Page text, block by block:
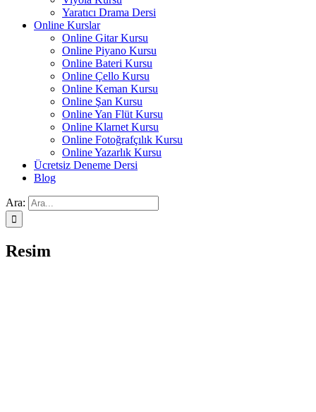
Yaratıcı Drama Dersi
Online Kurslar
Online Gitar Kursu
Online Piyano Kursu
Online Bateri Kursu
Online Çello Kursu
Online Keman Kursu
Online Şan Kursu
Online Yan Flüt Kursu
Online Klarnet Kursu
Online Fotoğrafçılık Kursu
Online Yazarlık Kursu
Ücretsiz Deneme Dersi
Blog
Ara:
Resim